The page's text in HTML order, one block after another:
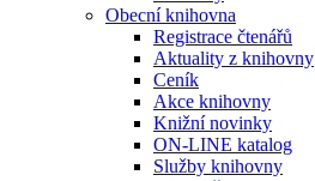
Obecní knihovna
Registrace čtenářů
Aktuality z knihovny
Ceník
Akce knihovny
Knižní novinky
ON-LINE katalog
Služby knihovny